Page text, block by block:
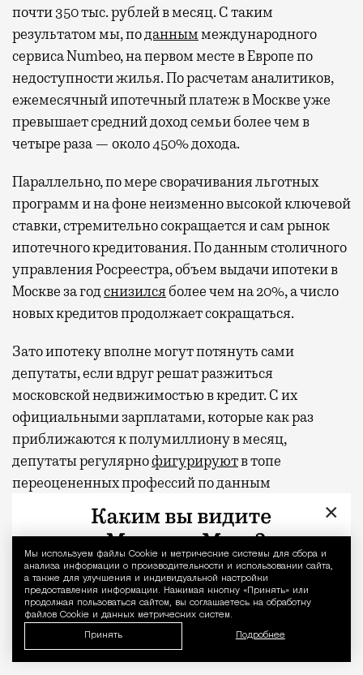
Уведомление
Мы используем файлы Сookie и метрические системы для сбора и
анализа информации о производительности и использовании сайта,
а также для улучшения и индивидуальной настройки
предоставления информации. Нажимая кнопку «Принять» или
продолжая пользоваться сайтом, вы соглашаетесь на обработку
файлов Cookie и данных метрических систем.
Принять Подробнее
почти 350 тыс. рублей в месяц. С таким
результатом мы, поданныммеждународного
сервиса Numbeo, на первом месте в Европе по
недоступности жилья. По расчетам аналитиков,
ежемесячный ипотечный платеж в Москве уже
превышает средний доход семьи более чем в
четыре раза — около 450% дохода.
Параллельно, по мере сворачивания льготных
программ и на фоне неизменно высокой ключевой
ставки, стремительно сокращается и сам рынок
ипотечного кредитования. По данным столичного
управления Росреестра, объем выдачи ипотеки в
Москве за годснизилсяболее чем на 20%, а число
новых кредитов продолжает сокращаться.
Зато ипотеку вполне могут потянуть сами
депутаты, если вдруг решат разжиться
московской недвижимостью в кредит. С их
официальными зарплатами, которые как раз
приближаются к полумиллиону в месяц,
депутаты регулярнофигурируютв топе
переоцененных профессий по данным
соцопросов. А под занавес текущего созыва
руководство Думы еще и пообещалораздат
парламентариям 2 млрд рублей (сэкономленные в
бюджете нижней палаты) в виде премий.
Фото и видео: @amiran696969
Видео с репликой из интервью народного
×